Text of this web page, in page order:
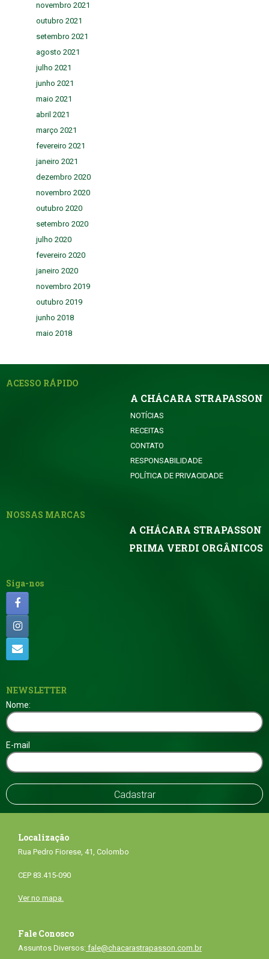
novembro 2021
outubro 2021
setembro 2021
agosto 2021
julho 2021
junho 2021
maio 2021
abril 2021
março 2021
fevereiro 2021
janeiro 2021
dezembro 2020
novembro 2020
outubro 2020
setembro 2020
julho 2020
fevereiro 2020
janeiro 2020
novembro 2019
outubro 2019
junho 2018
maio 2018
ACESSO RÁPIDO
A CHÁCARA STRAPASSON
NOTÍCIAS
RECEITAS
CONTATO
RESPONSABILIDADE
POLÍTICA DE PRIVACIDADE
NOSSAS MARCAS
A CHÁCARA STRAPASSON
PRIMA VERDI ORGÂNICOS
Siga-nos
NEWSLETTER
Nome:
E-mail
Localização
Rua Pedro Fiorese, 41, Colombo
CEP 83.415-090
Ver no mapa.
Fale Conosco
Assuntos Diversos: fale@chacarastrapasson.com.br